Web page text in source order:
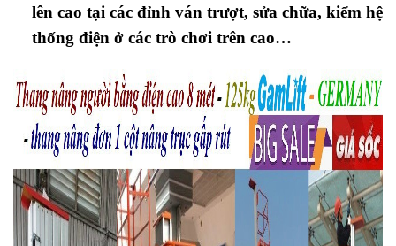
lên cao tại các đỉnh ván trượt, sửa chữa, kiểm hệ
thống điện ở các trò chơi trên cao…